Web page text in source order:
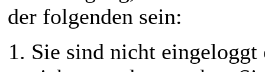
für PC angepasst!
⟩⟩22.11.2025 : Das
der folgenden sein:
Sie sind nicht